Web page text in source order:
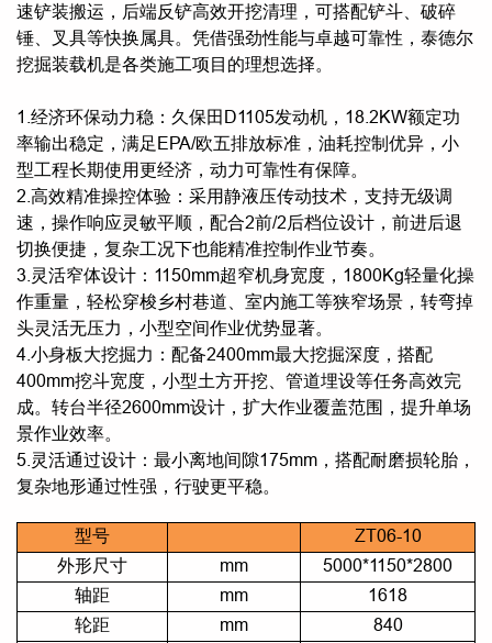
速铲装搬运，后端反铲高效开挖清理，可搭配铲斗、破碎
锤、叉具等快换属具。凭借强劲性能与卓越可靠性，泰德尔
挖掘装载机是各类施工项目的理想选择。
1.经济环保动力稳：久保田D1105发动机，18.2KW额定功
率输出稳定，满足EPA/欧五排放标准，油耗控制优异，小
型工程长期使用更经济，动力可靠性有保障。
2.高效精准操控体验：采用静液压传动技术，支持无级调
速，操作响应灵敏平顺，配合2前/2后档位设计，前进后退
切换便捷，复杂工况下也能精准控制作业节奏。
3.灵活窄体设计：1150mm超窄机身宽度，1800Kg轻量化操
作重量，轻松穿梭乡村巷道、室内施工等狭窄场景，转弯掉
头灵活无压力，小型空间作业优势显著。
4.小身板大挖掘力：配备2400mm最大挖掘深度，搭配
400mm挖斗宽度，小型土方开挖、管道埋设等任务高效完
成。转台半径2600mm设计，扩大作业覆盖范围，提升单场
景作业效率。
5.灵活通过设计：最小离地间隙175mm，搭配耐磨损轮胎，
复杂地形通过性强，行驶更平稳。
型号
ZT06-10
外形尺寸
mm
5000*1150*2800
轴距
mm
1618
轮距
mm
840